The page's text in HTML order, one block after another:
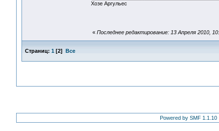
Хозе Аргульес
« Последнее редактирование: 13 Апреля 2010,
Страниц: 1 [2] Все
Powered by SMF 1.1.10